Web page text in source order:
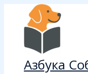
Перейти
Азбука